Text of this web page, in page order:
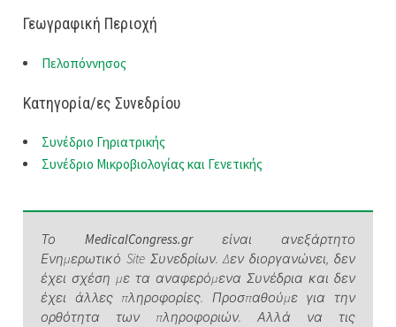
Γεωγραφική Περιοχή
Πελοπόννησος
Κατηγορία/ες Συνεδρίου
Συνέδριο Γηριατρικής
Συνέδριο Μικροβιολογίας και Γενετικής
ΤοMedicalCongress.grείναι ανεξάρτητο
Ενημερωτικό Site Συνεδρίων. Δεν διοργανώνει, δεν
έχει σχέση με τα αναφερόμενα Συνέδρια και δεν
έχει άλλες πληροφορίες. Προσπαθούμε για την
ορθότητα των πληροφοριών. Αλλά να τις